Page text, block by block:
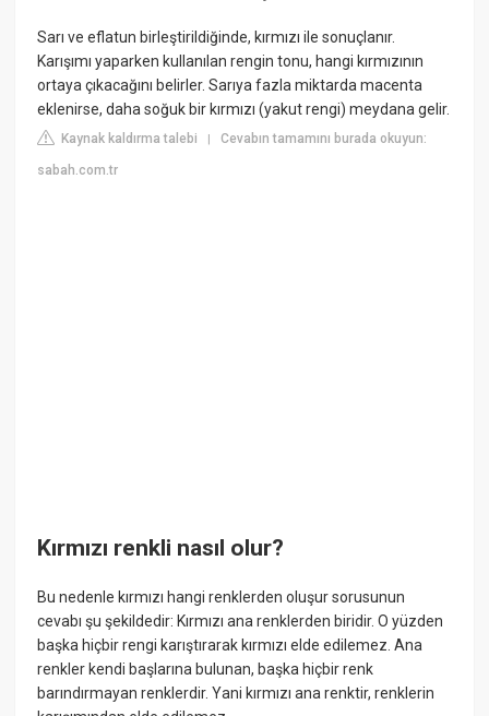
Sarı ve eflatun birleştirildiğinde, kırmızı ile sonuçlanır.
Karışımı yaparken kullanılan rengin tonu, hangi kırmızının
ortaya çıkacağını belirler. Sarıya fazla miktarda macenta
eklenirse, daha soğuk bir kırmızı (yakut rengi) meydana gelir.
Kaynak kaldırma talebi |Cevabın tamamını burada okuyun:
sabah.com.tr
Kırmızı renkli nasıl olur?
Bu nedenle kırmızı hangi renklerden oluşur sorusunun
cevabı şu şekildedir: Kırmızı ana renklerden biridir. O yüzden
başka hiçbir rengi karıştırarak kırmızı elde edilemez. Ana
renkler kendi başlarına bulunan, başka hiçbir renk
barındırmayan renklerdir. Yani kırmızı ana renktir, renklerin